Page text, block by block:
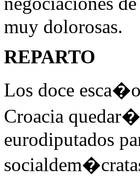
muy dolorosas.
REPARTO
Los doce
Croacia
eurodiputados